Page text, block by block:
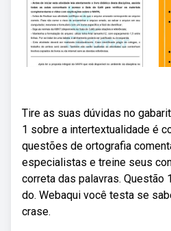
Tire as suas dúvidas no
1 sobre a intertextualidade é
questões de ortografia
especialistas e treine seus
correta das palavras. Questão
do. Webaqui você testa se
crase.